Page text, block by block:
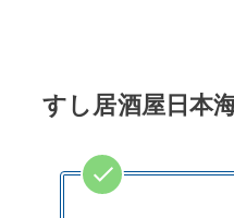
すし居酒屋日本